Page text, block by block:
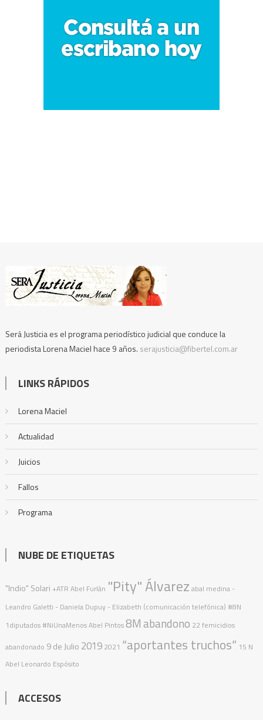
Será Justicia es el programa periodístico judicial que conduce la
periodista Lorena Maciel hace 9 años. serajusticia@fibertel.com.ar
LINKS RÁPIDOS
Lorena Maciel
Actualidad
Juicios
Fallos
Programa
NUBE DE ETIQUETAS
"Indio" Solari +ATR Abel Furlán "Pity" Álvarez abal medina -
Leandro Galetti - Daniela Dupuy - Elizabeth (comunicación telefónica) #8N
1diputados #NiUnaMenosAbel Pintos8Mabandono 22 femicidios
abandonado 9 de Julio 2019 2021 “aportantes truchos” 15 N
Abel Leonardo Espósito
ACCESOS